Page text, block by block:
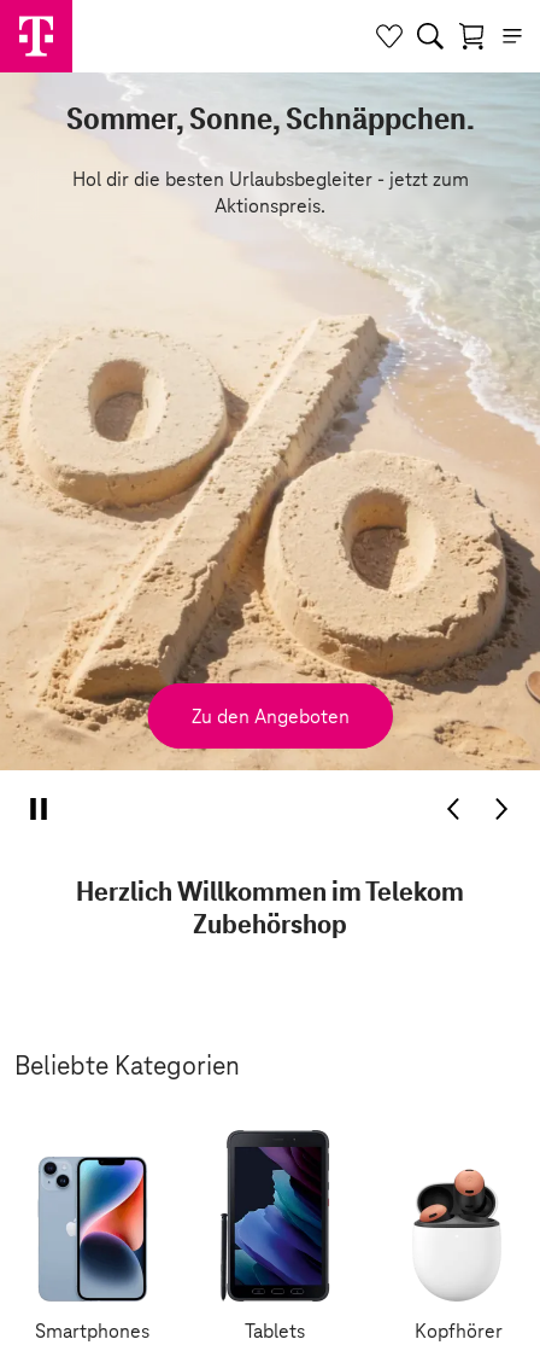
Sommer, Sonne, Schnäppchen.
Hol dir die besten Urlaubsbegleiter - jetzt zum
Aktionspreis.
Zu den Angeboten
Herzlich Willkommen im Telekom
Zubehörshop
Beliebte Kategorien
Smartphones Tablets Kopfhörer